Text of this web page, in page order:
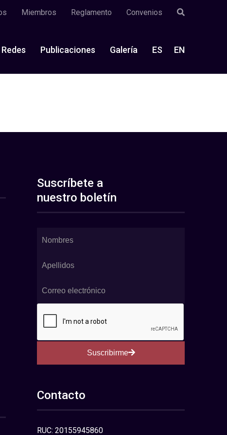
Miembros Reglamento Convenios
Redes Publicaciones Galería ES EN
Suscríbete a
nuestro boletín
Suscribirme
Contacto
RUC: 20155945860